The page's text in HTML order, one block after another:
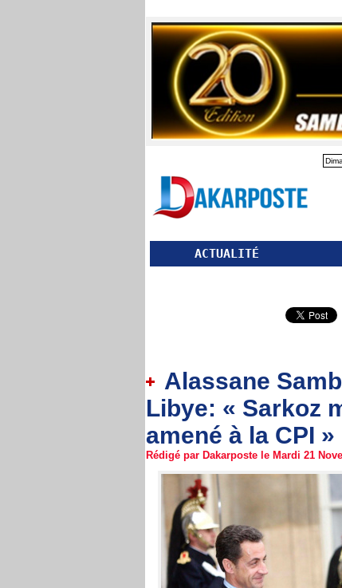
ACTUALITÉ
Alassane
Libye: « Sarkoz
amené à la CPI »
Rédigé par Dakarposte le Mardi 21